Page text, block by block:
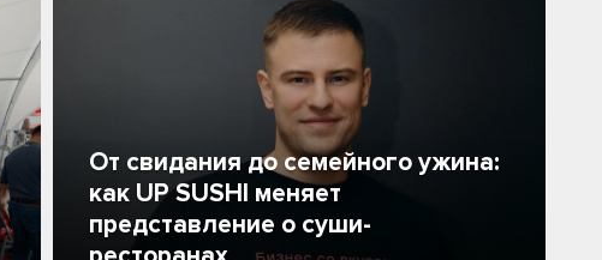
От свидания до семейного ужина:
как UP SUSHI меняет
представление о суши-